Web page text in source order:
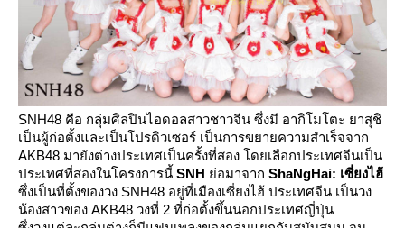
SNH48 คือ กลุ่มศิลปินไอดอลสาวชาวจีน ซึ่งมี อากิโมโตะ ยาสุชิ
เป็นผู้ก่อตั้งและเป็นโปรดิวเซอร์ เป็นการขยายความสำเร็จจาก
AKB48 มายังต่างประเทศเป็นครั้งที่สอง โดยเลือกประเทศจีนเป็น
ประเทศที่สองในโครงการนี้ SNH ่อมาจาก ShaNgHai: เซี่ยงไฮ้
ซึ่งเป็นที่ตั้งของวง SNH48 อยู่ที่เมืองเซี่ยงไฮ้ ประเทศจีน เป็นวง
น้องสาวของ AKB48 วงที่ 2 ที่ก่อตั้งขึ้นนอกประเทศญี่ปุ่น